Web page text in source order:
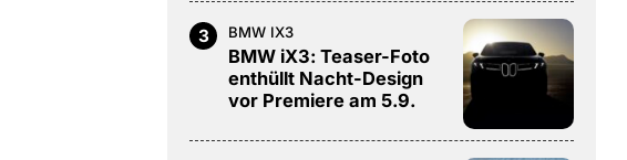
3 BMW IX3
BMW iX3: Teaser-Foto
enthüllt Nacht-Design
vor Premiere am 5.9.